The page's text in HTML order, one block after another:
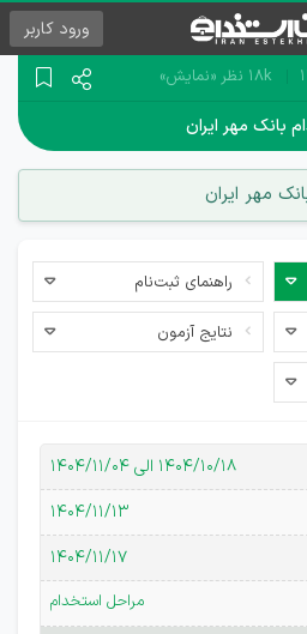
ورود کاربر
18k نظر «نمایش»
بانک مهر ایران
مهر ایران
راهنمای ثبت‌نام
نتایج آزمون
۱۴۰۴/۱۰/۱۸ الی ۱۴۰۴/۱۱/۰۴
۱۴۰۴/۱۱/۱۳
۱۴۰۴/۱۱/۱۷
مراحل استخدام